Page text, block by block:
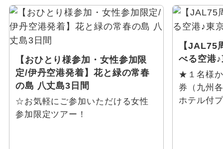
【おひとり様参加・女性参加限
定/伊丹空港発着】花と緑の常春
の島 八丈島3日間
☆お気軽にご参加いただける女性
参加限定ツアー！
【JAL75
べる空港
★１名様
券（九州
ホテル付